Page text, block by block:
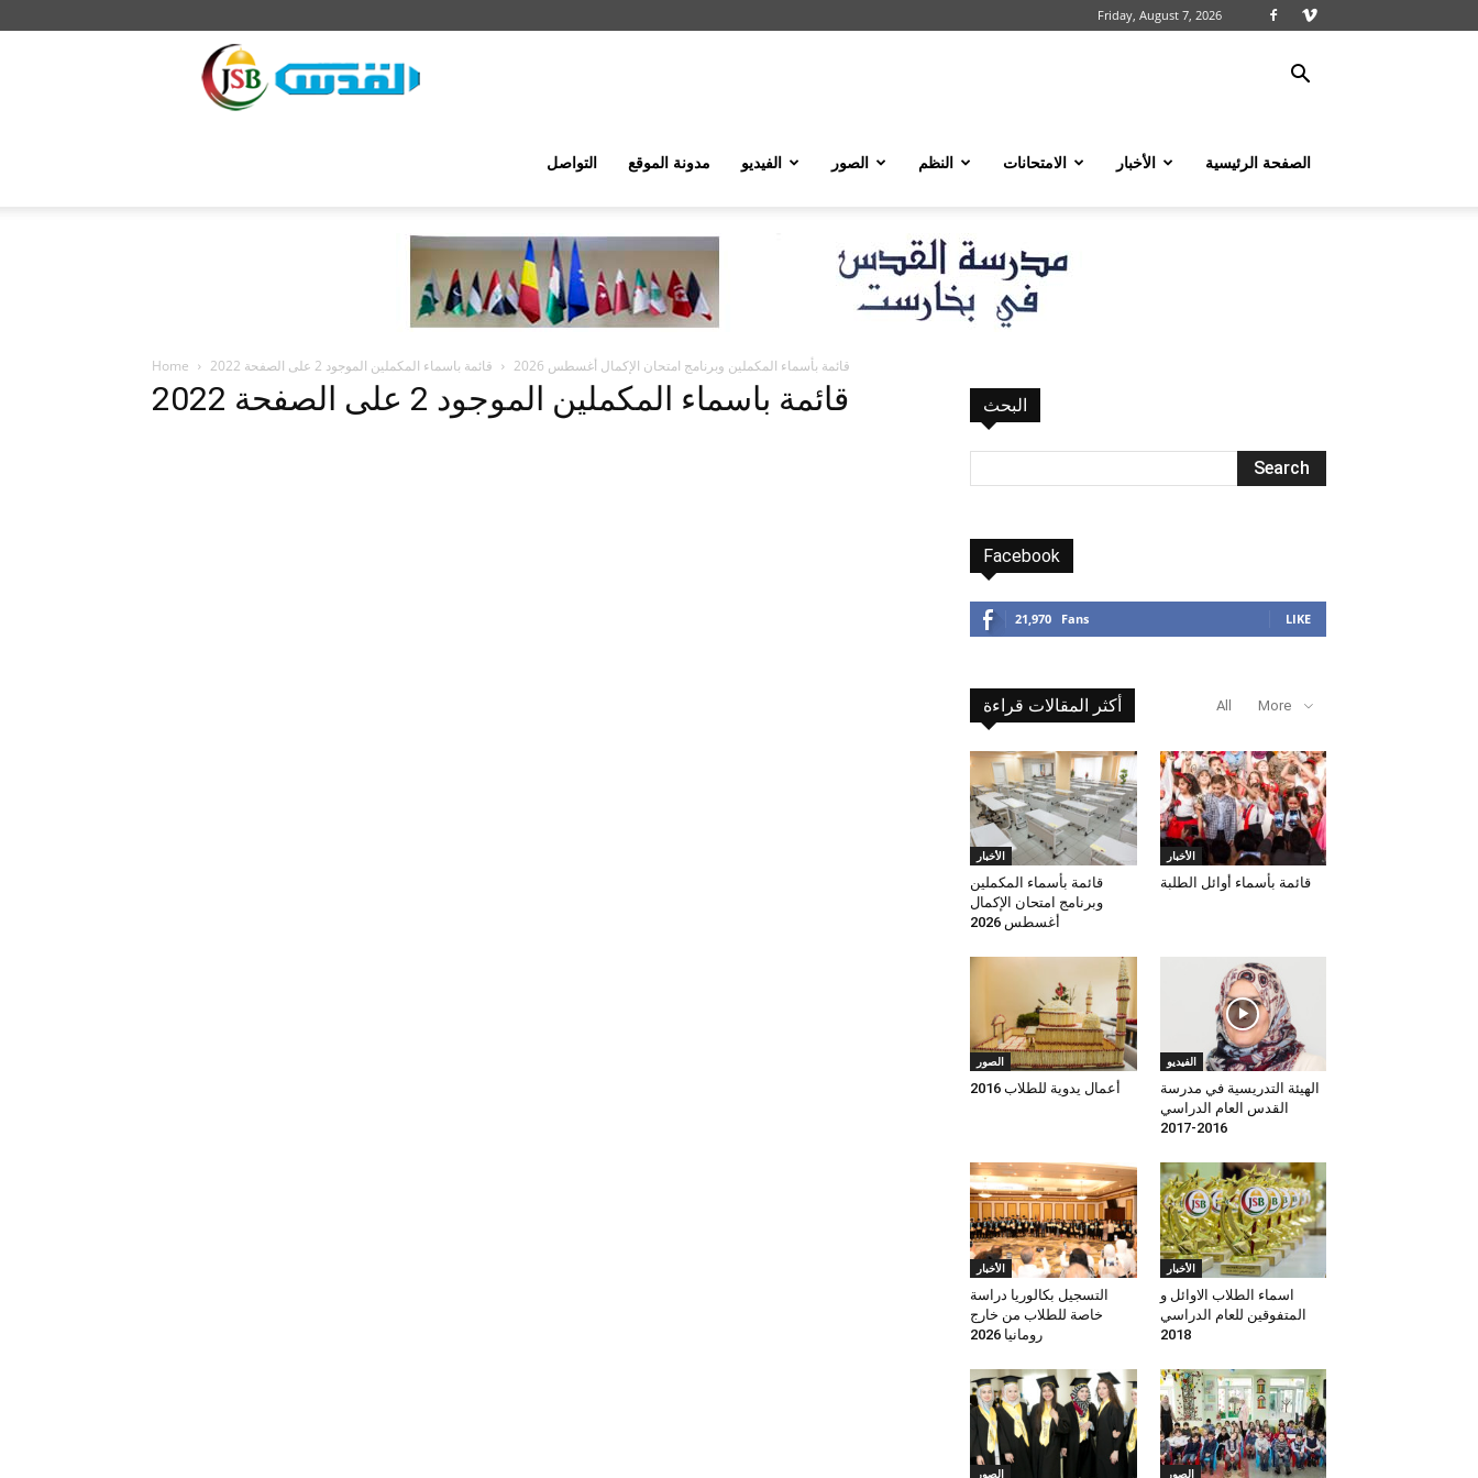
Friday, August 7, 2026
JSB
التواصل مدونة الموقع الفيديو الصور النظم الامتحانات الأخبار الصفحة الرئيسية
Home قائمة بأسماء المكملين وبرنامج امتحان الإكمال أغسطس 2026 قائمة باسماء المكملين الموجود 2 على الصفحة 2022
قائمة باسماء المكملين الموجود 2 على الصفحة 2022 البحث
Facebook
21,970 Fans LIKE
أكثر المقالات قراءة All More
الأخبار
قائمة بأسماء المكملين
وبرنامج امتحان الإكمال
أغسطس 2026
الأخبار
قائمة بأسماء أوائل الطلبة
الصور
أعمال يدوية للطلاب 2016
الفيديو
الهيئة التدريسية في مدرسة
القدس العام الدراسي
2016-2017
الأخبار
التسجيل بكالوريا دراسة
خاصة للطلاب من خارج
رومانيا 2026
الأخبار
اسماء الطلاب الاوائل و
المتفوقين للعام الدراسي
2018
الصور الصور